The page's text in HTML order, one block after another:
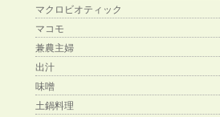
マクロビオティック
マコモ
兼農主婦
出汁
味噌
土鍋料理